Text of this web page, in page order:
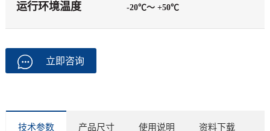
运行环境温度 -20℃～ +50℃
立即咨询
技术参数 产品尺寸 使用说明 资料下载